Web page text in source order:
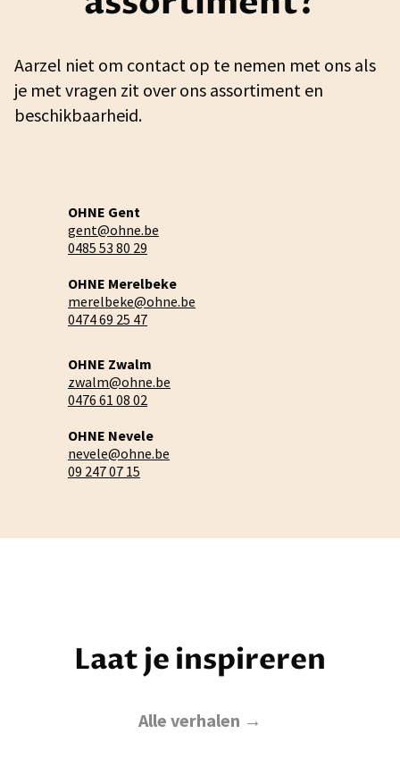
Aarzel niet om contact op te nemen met ons als
je met vragen zit over ons assortiment en
beschikbaarheid.
OHNE Gent
gent@ohne.be
0485 53 80 29
OHNE Merelbeke
merelbeke@ohne.be
0474 69 25 47
OHNE Zwalm
zwalm@ohne.be
0476 61 08 02
OHNE Nevele
nevele@ohne.be
09 247 07 15
Laat je inspireren
Alle verhalen →